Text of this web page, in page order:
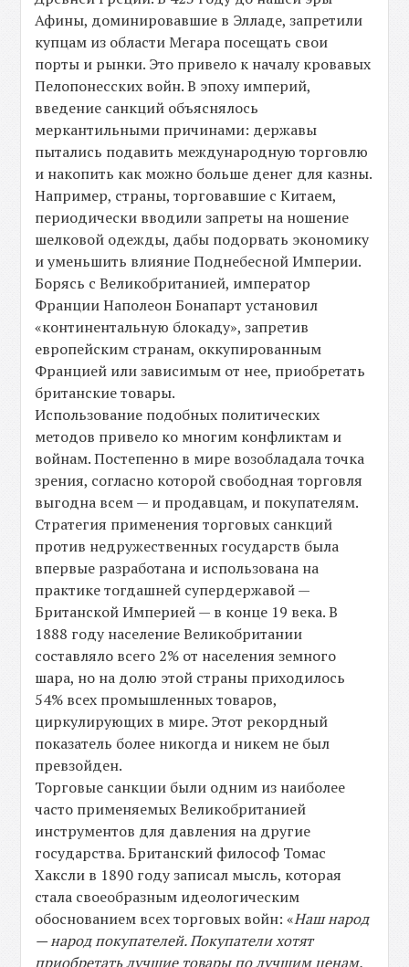
Афины, доминировавшие в Элладе, запретили
купцам из области Мегара посещать свои
порты и рынки. Это привело к началу кровавых
Пелопонесских войн. В эпоху империй,
введение санкций объяснялось
меркантильными причинами: державы
пытались подавить международную торговлю
и накопить как можно больше денег для казны.
Например, страны, торговавшие с Китаем,
периодически вводили запреты на ношение
шелковой одежды, дабы подорвать экономику
и уменьшить влияние Поднебесной Империи.
Борясь с Великобританией, император
Франции Наполеон Бонапарт установил
«континентальную блокаду», запретив
европейским странам, оккупированным
Францией или зависимым от нее, приобретать
британские товары.
Использование подобных политических
методов привело ко многим конфликтам и
войнам. Постепенно в мире возобладала точка
зрения, согласно которой свободная торговля
выгодна всем — и продавцам, и покупателям.
Стратегия применения торговых санкций
против недружественных государств была
впервые разработана и использована на
практике тогдашней супердержавой —
Британской Империей — в конце 19 века. В
1888 году население Великобритании
составляло всего 2% от населения земного
шара, но на долю этой страны приходилось
54% всех промышленных товаров,
циркулирующих в мире. Этот рекордный
показатель более никогда и никем не был
превзойден.
Торговые санкции были одним из наиболее
часто применяемых Великобританией
инструментов для давления на другие
государства. Британский философ Томас
Хаксли в 1890 году записал мысль, которая
стала своеобразным идеологическим
обоснованием всех торговых войн: «Наш народ
— народ покупателей. Покупатели хотят
приобретать лучшие товары по лучшим ценам.